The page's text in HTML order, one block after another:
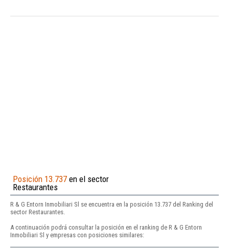
Posición 13.737 en el sector
Restaurantes
R & G Entorn Inmobiliari Sl se encuentra en la posición 13.737 del Ranking del
sector Restaurantes.
A continuación podrá consultar la posición en el ranking de R & G Entorn
Inmobiliari Sl y empresas con posiciones similares: